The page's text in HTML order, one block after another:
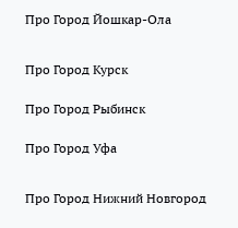
Про Город Йошкар-Ола
Про Город Курск
Про Город Рыбинск
Про Город Уфа
Про Город Нижний Новгород